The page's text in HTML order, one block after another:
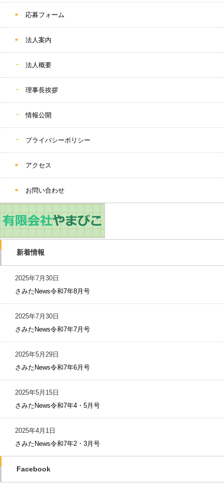
応募フォーム
法人案内
法人概要
理事長挨拶
情報公開
プライバシーポリシー
アクセス
お問い合わせ
新着情報
2025年7月30日
さみたNews令和7年8月号
2025年7月30日
さみたNews令和7年7月号
2025年5月29日
さみたNews令和7年6月号
2025年5月15日
さみたNews令和7年4・5月号
2025年4月1日
さみたNews令和7年2・3月号
Facebook